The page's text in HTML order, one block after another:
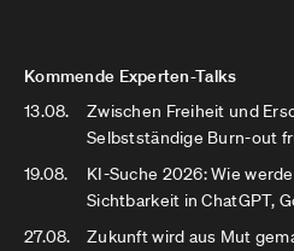
Kommende Experten-Talks
13.08.
Zwischen Freiheit und
Selbstständige Burn-out
19.08.
KI-Suche 2026: Wie
Sichtbarkeit in ChatGPT,
27.08.
Zukunft wird aus Mut